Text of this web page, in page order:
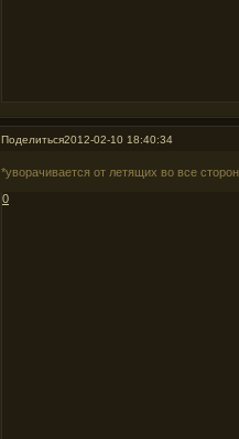
Поделиться2012-02-10 18:40:34
*уворачивается от летящих во все
0